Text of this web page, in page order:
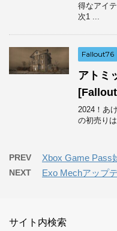
得なアイ
次1 ...
Fallout76
アトミ
2024！あ
の初売り
PREV Xbox Game Pass
NEXT Exo Mechアップ
サイト内検索